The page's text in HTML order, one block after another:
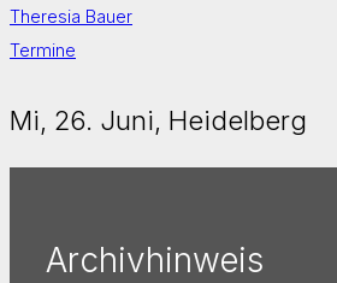
Theresia Bauer
Termine
Mi, 26. Juni, Heidelberg
Archivhinweis